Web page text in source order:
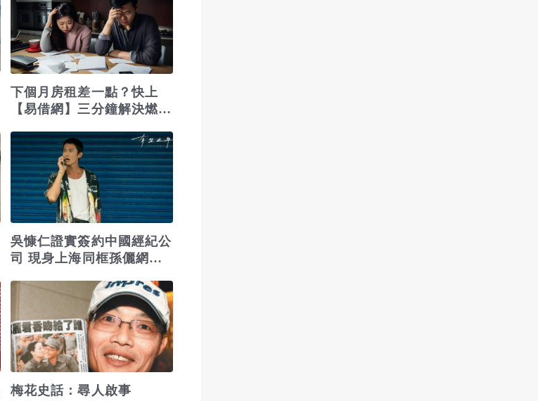
下個月房租差一點？快上
【易借網】三分鐘解決燃眉
吳慷仁證實簽約中國經紀公
司 現身上海同框孫儷網友
梅花史話：尋人啟事